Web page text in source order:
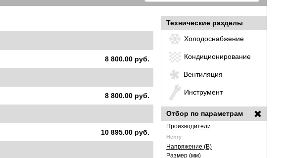
8 800.00 руб.
8 800.00 руб.
10 895.00 руб.
Технические разделы
Холодоснабжение
Кондиционирование
Вентиляция
Инструмент
Отбор по параметрам
Производители
Henry
Напряжение (В)
Размер (мм)